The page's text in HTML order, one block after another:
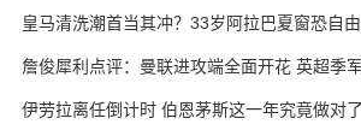
皇马清洗潮首当其冲？33岁阿拉巴夏窗恐自
签争夺战
詹俊犀利点评：曼联进攻端全面开花 英超季
伊劳拉离任倒计时 伯恩茅斯这一年究竟做对了